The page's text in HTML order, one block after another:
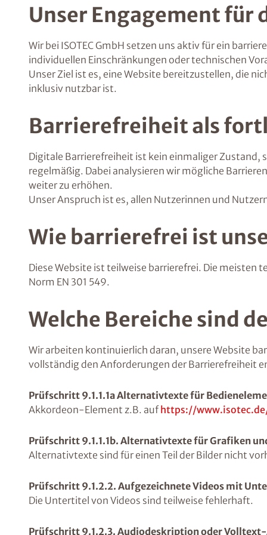
Unser Engagement für
Wir bei ISOTEC GmbH setzen uns aktiv für ein
individuellen Einschränkungen oder technischen
Unser Ziel ist es, eine Website bereitzustellen, die
inklusiv nutzbar ist.
Barrierefreiheit als
Digitale Barrierefreiheit ist kein einmaliger Zustand,
regelmäßig. Dabei analysieren wir mögliche
weiter zu erhöhen.
Unser Anspruch ist es, allen Nutzerinnen und
Wie barrierefrei ist
Diese Website ist teilweise barrierefrei. Die
Norm EN 301 549.
Welche Bereiche sind
Wir arbeiten kontinuierlich daran, unsere Website
vollständig den Anforderungen der Barrierefreiheit
Prüfschritt 9.1.1.1a Alternativtexte für
Akkordeon-Element z.B. auf https://
Prüfschritt 9.1.1.1b. Alternativtexte für Grafiken
Alternativtexte sind für einen Teil der Bilder nicht
Prüfschritt 9.1.2.2. Aufgezeichnete Videos mit
Die Untertitel von Videos sind teilweise fehlerhaft.
Prüfschritt 9.1.2.3. Audiodeskription oder